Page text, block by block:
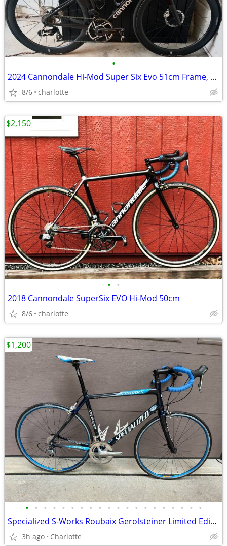
•
2024 Cannondale Hi-Mod Super Six Evo 51cm Frame, Fork
8/6 charlotte
• •
2018 Cannondale SuperSix EVO Hi-Mod 50cm
8/6 charlotte
$2,150
• • • • • • • • • • • • • • • • • • • •
Specialized S-Works Roubaix Gerolsteiner Limited Edition 58cm Dura Ace
3h ago Charlotte
$1,200